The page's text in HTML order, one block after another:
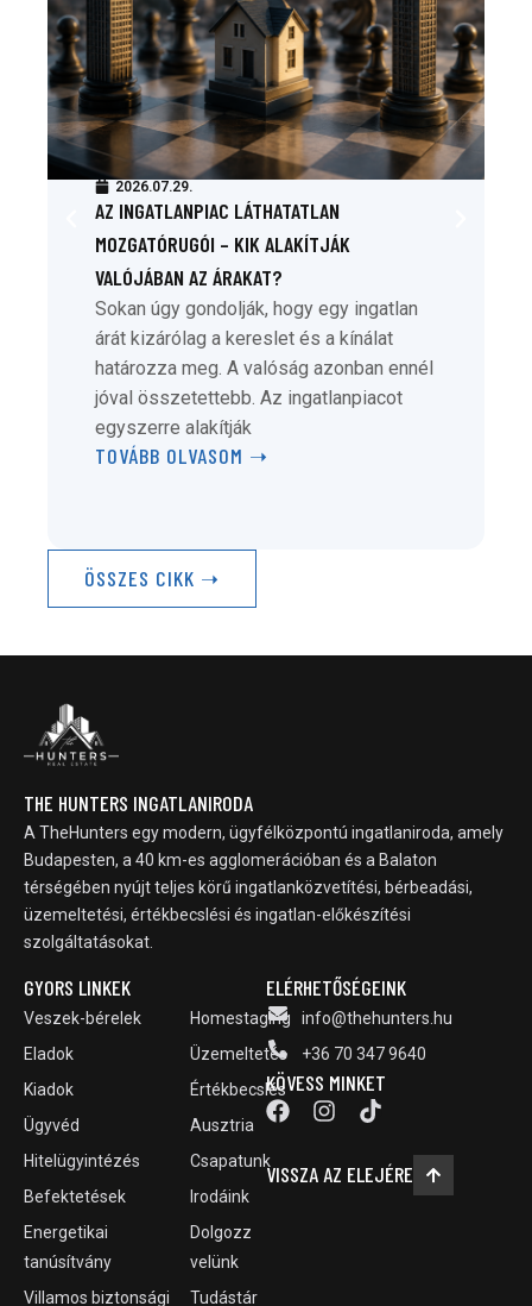
2026.07.29.
AZ INGATLANPIAC LÁTHATATLAN
MOZGATÓRUGÓI – KIK ALAKÍTJÁK
VALÓJÁBAN AZ ÁRAKAT?
Sokan úgy gondolják, hogy egy ingatlan
árát kizárólag a kereslet és a kínálat
határozza meg. A valóság azonban ennél
jóval összetettebb. Az ingatlanpiacot
egyszerre alakítják
TOVÁBB OLVASOM ➝
ÖSSZES CIKK ➝
THE HUNTERS INGATLANIRODA
A TheHunters egy modern, ügyfélközpontú ingatlaniroda, amely
Budapesten, a 40 km-es agglomerációban és a Balaton
térségében nyújt teljes körű ingatlanközvetítési, bérbeadási,
üzemeltetési, értékbecslési és ingatlan-előkészítési
szolgáltatásokat.
GYORS LINKEK
Veszek-bérelek
Eladok
Kiadok
Ügyvéd
Hitelügyintézés
Befektetések
Energetikai
tanúsítvány
Villamos biztonsági
Homestaging
Üzemeltetés
Értékbecslés
Ausztria
Csapatunk
Irodáink
Dolgozz
velünk
Tudástár
ELÉRHETŐSÉGEINK
info@thehunters.hu
+36 70 347 9640
KÖVESS MINKET
VISSZA AZ ELEJÉRE